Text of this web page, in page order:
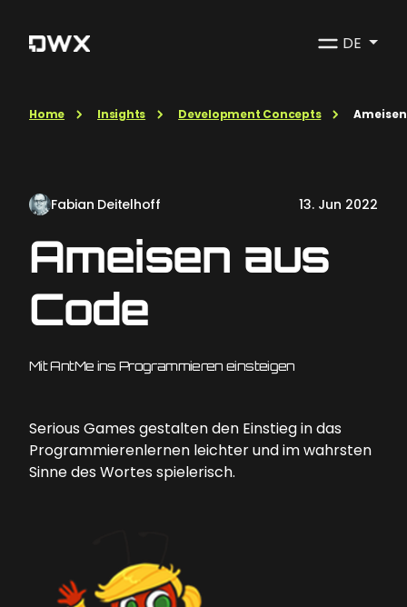
DE
Home Insights Development Concepts
Fabian Deitelhoff 13. Jun 2022
Ameisen aus
Code
Mit AntMe ins Programmieren einsteigen
Serious Games gestalten den Einstieg in das
Programmierenlernen leichter und im wahrsten
Sinne des Wortes spielerisch.